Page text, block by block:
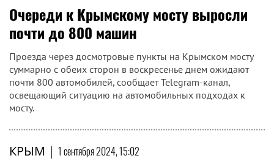
Очереди к Крымскому мосту выросли
почти до 800 машин
Проезда через досмотровые пункты на Крымском мосту
суммарно с обеих сторон в воскресенье днем ожидают
почти 800 автомобилей, сообщает Telegram-канал,
освещающий ситуацию на автомобильных подходах к
мосту.
КРЫМ | 1 сентября 2024, 15:02